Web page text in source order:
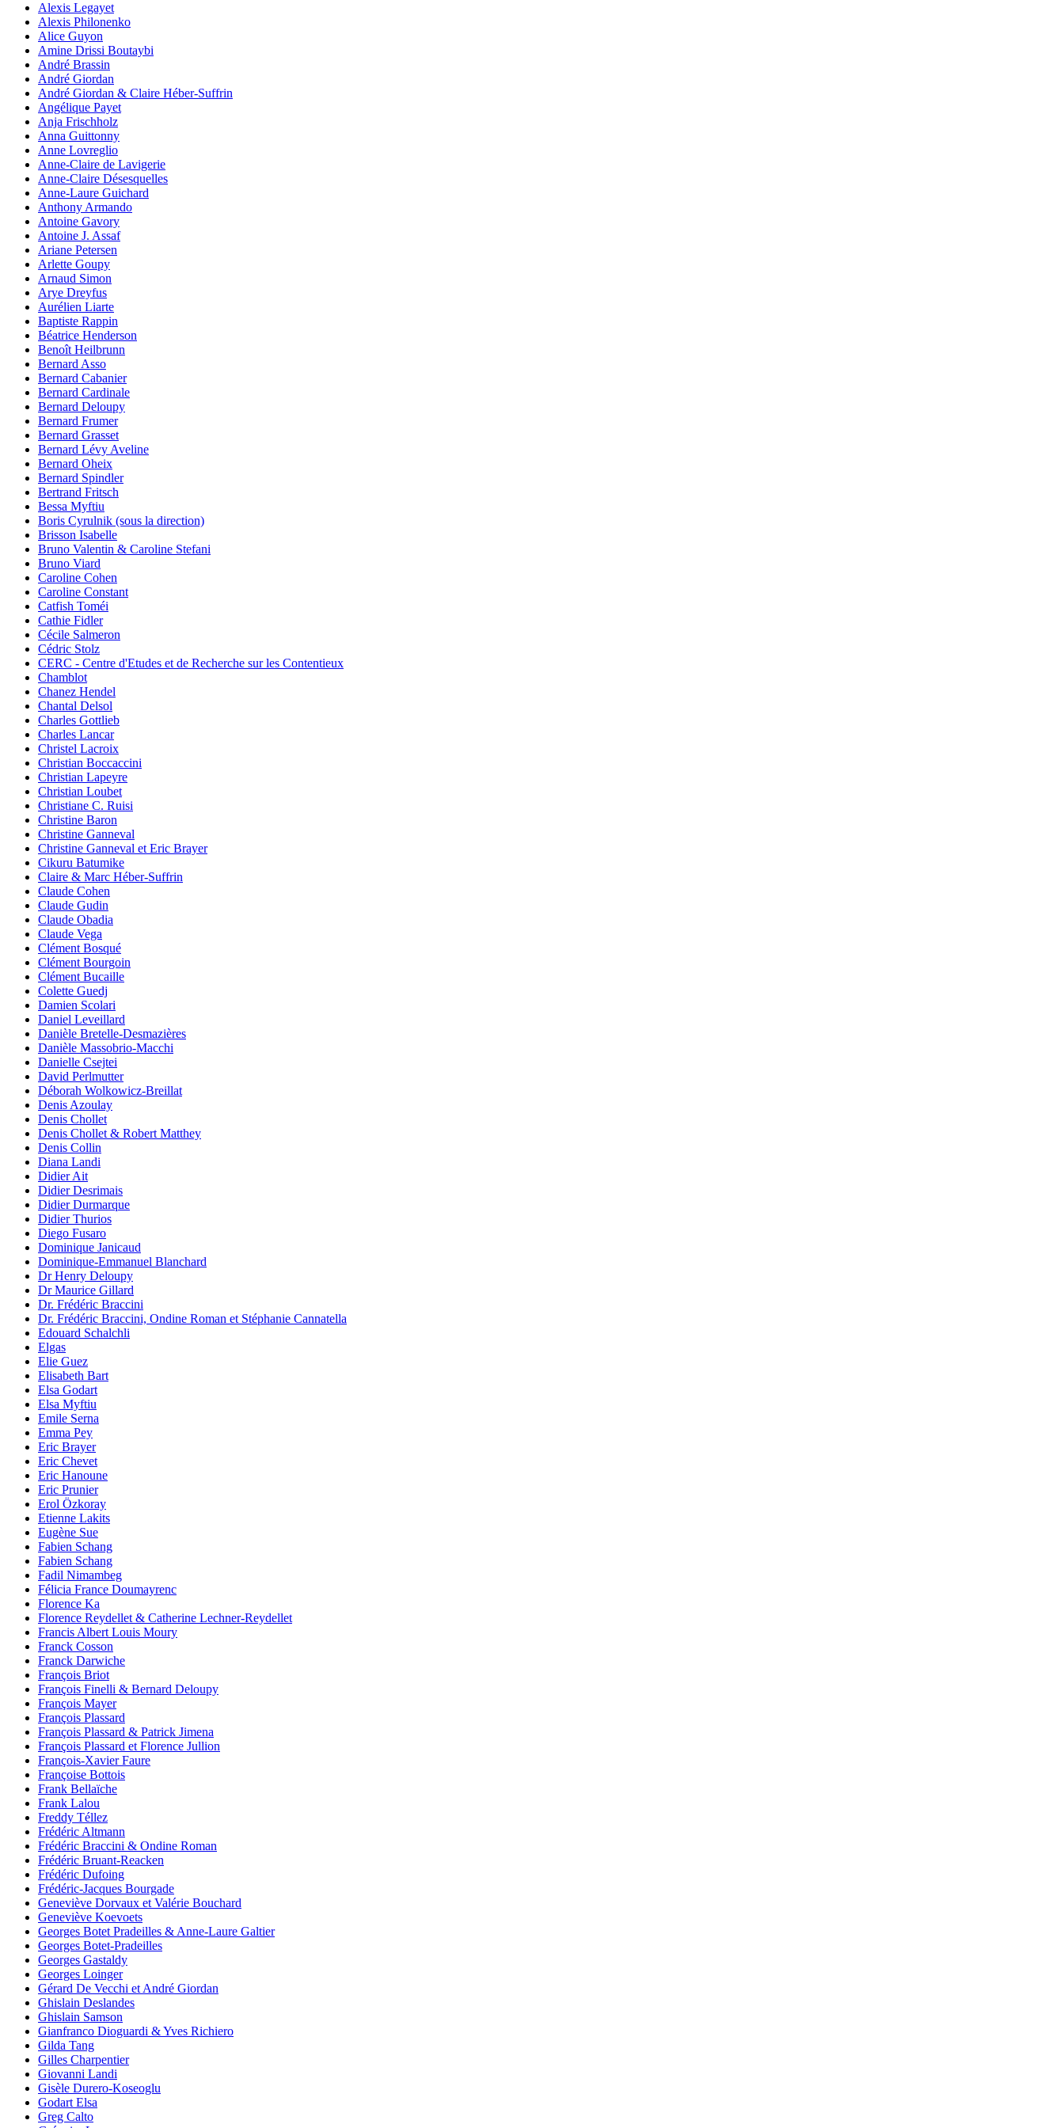
Alexis Legayet
Alexis Philonenko
Alice Guyon
Amine Drissi Boutaybi
André Brassin
André Giordan
André Giordan & Claire Héber-Suffrin
Angélique Payet
Anja Frischholz
Anna Guittonny
Anne Lovreglio
Anne-Claire de Lavigerie
Anne-Claire Désesquelles
Anne-Laure Guichard
Anthony Armando
Antoine Gavory
Antoine J. Assaf
Ariane Petersen
Arlette Goupy
Arnaud Simon
Arye Dreyfus
Aurélien Liarte
Baptiste Rappin
Béatrice Henderson
Benoît Heilbrunn
Bernard Asso
Bernard Cabanier
Bernard Cardinale
Bernard Deloupy
Bernard Frumer
Bernard Grasset
Bernard Lévy Aveline
Bernard Oheix
Bernard Spindler
Bertrand Fritsch
Bessa Myftiu
Boris Cyrulnik (sous la direction)
Brisson Isabelle
Bruno Valentin & Caroline Stefani
Bruno Viard
Caroline Cohen
Caroline Constant
Catfish Toméi
Cathie Fidler
Cécile Salmeron
Cédric Stolz
CERC - Centre d'Etudes et de Recherche sur les Contentieux
Chamblot
Chanez Hendel
Chantal Delsol
Charles Gottlieb
Charles Lancar
Christel Lacroix
Christian Boccaccini
Christian Lapeyre
Christian Loubet
Christiane C. Ruisi
Christine Baron
Christine Ganneval
Christine Ganneval et Eric Brayer
Cikuru Batumike
Claire & Marc Héber-Suffrin
Claude Cohen
Claude Gudin
Claude Obadia
Claude Vega
Clément Bosqué
Clément Bourgoin
Clément Bucaille
Colette Guedj
Damien Scolari
Daniel Leveillard
Danièle Bretelle-Desmazières
Danièle Massobrio-Macchi
Danielle Csejtei
David Perlmutter
Déborah Wolkowicz-Breillat
Denis Azoulay
Denis Chollet
Denis Chollet & Robert Matthey
Denis Collin
Diana Landi
Didier Ait
Didier Desrimais
Didier Durmarque
Didier Thurios
Diego Fusaro
Dominique Janicaud
Dominique-Emmanuel Blanchard
Dr Henry Deloupy
Dr Maurice Gillard
Dr. Frédéric Braccini
Dr. Frédéric Braccini, Ondine Roman et Stéphanie Cannatella
Edouard Schalchli
Elgas
Elie Guez
Elisabeth Bart
Elsa Godart
Elsa Myftiu
Emile Serna
Emma Pey
Eric Brayer
Eric Chevet
Eric Hanoune
Eric Prunier
Erol Özkoray
Etienne Lakits
Eugène Sue
Fabien Schang
Fabien Schang
Fadil Nimambeg
Félicia France Doumayrenc
Florence Ka
Florence Reydellet & Catherine Lechner-Reydellet
Francis Albert Louis Moury
Franck Cosson
Franck Darwiche
François Briot
François Finelli & Bernard Deloupy
François Mayer
François Plassard
François Plassard & Patrick Jimena
François Plassard et Florence Jullion
François-Xavier Faure
Françoise Bottois
Frank Bellaïche
Frank Lalou
Freddy Téllez
Frédéric Altmann
Frédéric Braccini & Ondine Roman
Frédéric Bruant-Reacken
Frédéric Dufoing
Frédéric-Jacques Bourgade
Geneviève Dorvaux et Valérie Bouchard
Geneviève Koevoets
Georges Botet Pradeilles & Anne-Laure Galtier
Georges Botet-Pradeilles
Georges Gastaldy
Georges Loinger
Gérard De Vecchi et André Giordan
Ghislain Deslandes
Ghislain Samson
Gianfranco Dioguardi & Yves Richiero
Gilda Tang
Gilles Charpentier
Giovanni Landi
Gisèle Durero-Koseoglu
Godart Elsa
Greg Calto